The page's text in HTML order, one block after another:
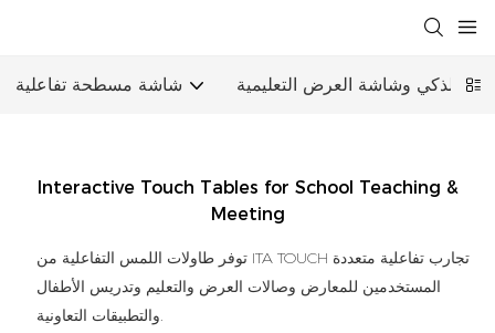
شاشة مسطحة تفاعلية الذكي وشاشة العرض التعليمية
Interactive Touch Tables for School Teaching &
Meeting
توفر طاولات اللمس التفاعلية من ITA TOUCH تجارب تفاعلية متعددة
المستخدمين للمعارض وصالات العرض والتعليم وتدريس الأطفال
والتطبيقات التعاونية.